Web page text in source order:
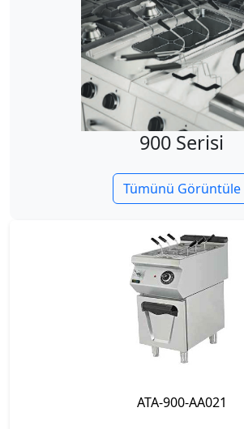
900 Serisi
Tümünü Görüntüle
ATA-900-AA021